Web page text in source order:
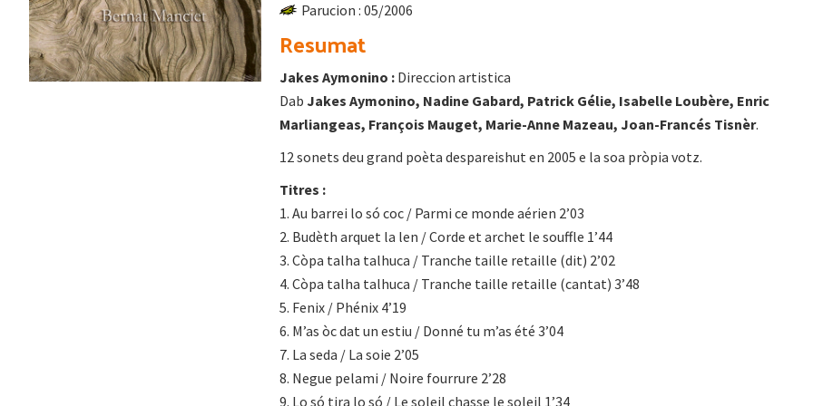
Parucion : 05/2006
Resumat
Jakes Aymonino : Direccion artistica
Dab Jakes Aymonino, Nadine Gabard, Patrick Gélie, Isabelle Loubère, Enric
Marliangeas, François Mauget, Marie-Anne Mazeau, Joan-Francés Tisnèr.
12 sonets deu grand poèta despareishut en 2005 e la soa pròpia votz.
Titres :
1. Au barrei lo só coc / Parmi ce monde aérien 2’03
2. Budèth arquet la len / Corde et archet le souffle 1’44
3. Còpa talha talhuca / Tranche taille retaille (dit) 2’02
4. Còpa talha talhuca / Tranche taille retaille (cantat) 3’48
5. Fenix / Phénix 4’19
6. M’as òc dat un estiu / Donné tu m’as été 3’04
7. La seda / La soie 2’05
8. Negue pelami / Noire fourrure 2’28
9. Lo só tira lo só / Le soleil chasse le soleil 1’34